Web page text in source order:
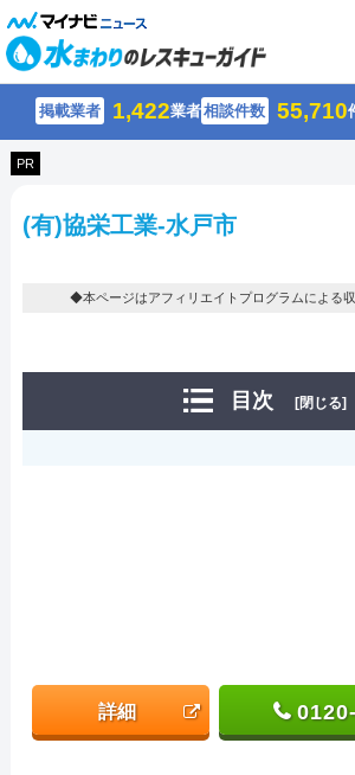
掲載業者 1,422業者相談件数 55,710
PR
(有)協栄工業-水戸市
◆本ページはアフィリエイトプログラムによる収
目次 [閉じる]
詳細